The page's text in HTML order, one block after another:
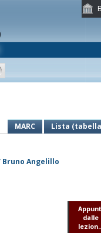
MARC
Lista
Angelillo
dalle